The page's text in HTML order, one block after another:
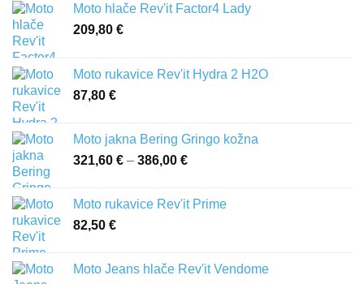
Moto hlače Rev'it Factor4 Lady
209,80 €
Moto rukavice Rev'it Hydra 2 H2O
87,80 €
Moto jakna Bering Gringo kožna
321,60 € – 386,00 €
321,60 €
Moto rukavice Rev'it Prime
82,50 €
Moto Jeans hlače Rev'it Vendome